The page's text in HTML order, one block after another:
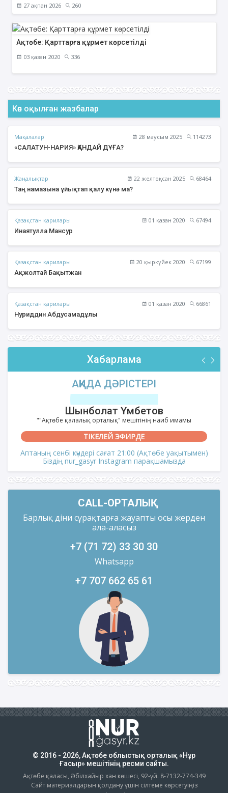
27 ақпан 2026 260
Ақтөбе: Қарттарға құрмет көрсетілді
03 қазан 2020 336
Көп оқылған жазбалар
Мақалалар 28 маусым 2025
114273
«САЛАТУН-НАРИЯ» ҚАНДАЙ ДҰҒА?
Жаңалықтар 22 желтоқсан 2025
68464
Таң намазына ұйықтап қалу күнә ма?
Қазақстан қарилары 01 қазан 2020
67494
Инаятулла Мансур
Қазақстан қарилары 20 қыркүйек 2020
67199
Ақжолтай Бақытжан
Қазақстан қарилары 01 қазан 2020
66861
Нуриддин Абдусамадұлы
Хабарлама
АҚИДА ДӘРІСТЕРІ
Шынболат Үмбетов
""Ақтөбе қалалық орталық" мешітінің наиб имамы
ТІКЕЛЕЙ ЭФИРДЕ
Аптаның сенбі күндері сағат 21:00 (Ақтөбе уақытымен)
Біздің nur_gasyr Instagram парақшамызда
CALL-ОРТАЛЫҚ
Барлық діни сұрақтарға жауапты осы жерден
ала-аласыз
+7 (71 72) 33 30 30
Whatsapp
+7 707 662 65 61
© 2016 - 2026, Ақтөбе облыстық орталық «Нұр
Ғасыр» мешітінің ресми сайты.
Ақтөбе қаласы, Әбілхайыр хан көшесі, 92-үй. 8-7132-774-349
Сайт материалдарын қолдану үшін сілтеме көрсетуіңіз